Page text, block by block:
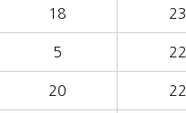
18 23
5 22
20 22